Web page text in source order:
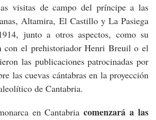
visitas de campo del príncipe a las
Altamira, El Castillo y La Pasiega
junto a otros aspectos, como su
con el prehistoriador Henri Breuil o el
las publicaciones patrocinadas por
las cuevas cántabras en la proyección
de Cantabria.
en Cantabriacomenzará a las